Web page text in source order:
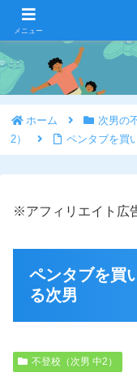
好
ホーム 次男の
2）
ペンタブを買
※アフィリエイト広
ペンタブを買
る次男
不登校（次男 中2）
メニュー